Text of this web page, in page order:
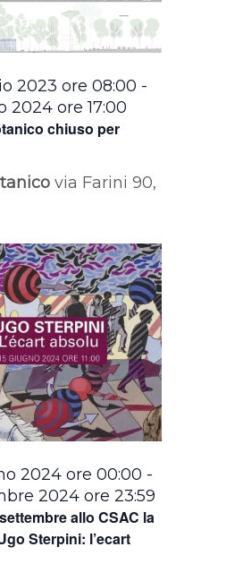
chiuso per
2023 ore 08:00 -
2024 ore 17:00
via Farini 90,
allo CSAC la
Sterpini: l’ecart
2024 ore 00:00 -
2024 ore 23:59